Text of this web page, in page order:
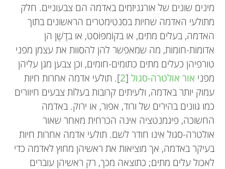
מינים שונים של אורגניזמים באדמה הם צבעוניים. חלק
מתולעי האדמה שחיות בסנטימטרים הראשונים בתוך
האדמה, בעלים מתים, או בקוֹמפּוֹסט, או בדֶשֶׁן הן
אדומות-חומות, מה שמאפשר להן להסוות את עצמן מפני
טורפיהן כעלים מתים כתומים-חומים, וכן צבען מגן עליהן
מפני אור אולטרה-סגול[
2]. תולעי אדמה אחרות חיות
עמוק יותר באדמה, ולעיתים קרובות בעלוֹת צבעים חיוורים
כמו גוונים בהירים של ורוד, אפור, או ירוק. באדמה
החשוכה, פיגמנטציה אינה הכרחית מאחר שאור
אולטרה-סגול אינו חודר לשם. תולעי אדמה אחרות חיות
בעיקר באדמה, אך מוציאות את ראשיהן מחוץ לאדמה כדי
לאכול עלים מתים; כתוצאה מכך, רק ראשיהן עוברים